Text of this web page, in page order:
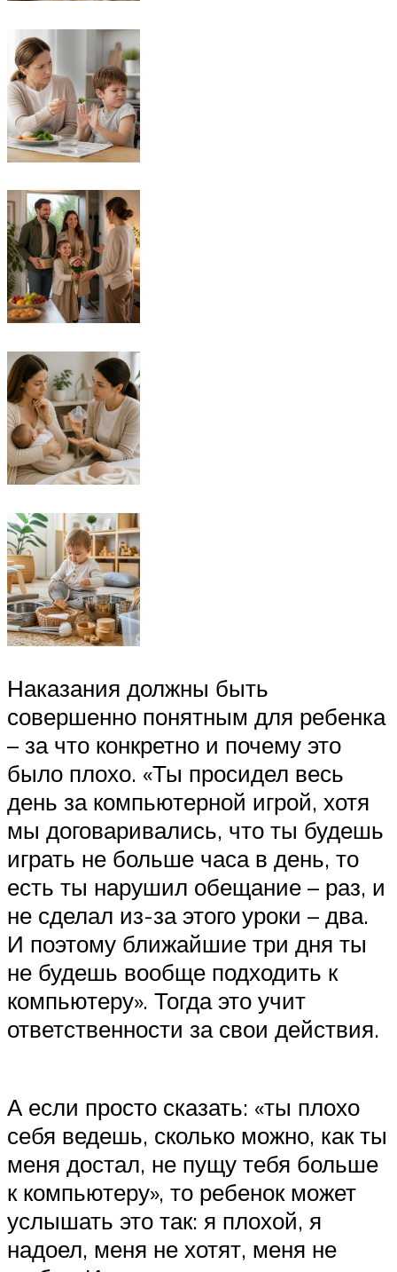
Наказания должны быть
совершенно понятным для ребенка
– за что конкретно и почему это
было плохо. «Ты просидел весь
день за компьютерной игрой, хотя
мы договаривались, что ты будешь
играть не больше часа в день, то
есть ты нарушил обещание – раз, и
не сделал из-за этого уроки – два.
И поэтому ближайшие три дня ты
не будешь вообще подходить к
компьютеру». Тогда это учит
ответственности за свои действия.
А если просто сказать: «ты плохо
себя ведешь, сколько можно, как ты
меня достал, не пущу тебя больше
к компьютеру», то ребенок может
услышать это так: я плохой, я
надоел, меня не хотят, меня не